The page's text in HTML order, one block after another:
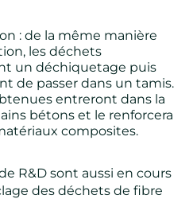
: de la même manière
les déchets
un déchiquetage puis
de passer dans un tamis.
entreront dans la
bétons et le renforcera
composites.
R&D sont aussi en cours
des déchets de fibre